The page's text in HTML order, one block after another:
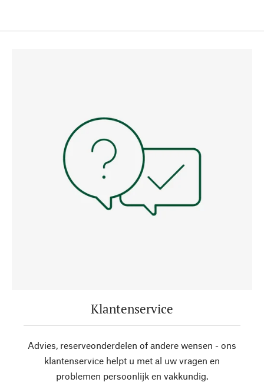
Klantenservice
Advies, reserveonderdelen of andere wensen - ons
klantenservice helpt u met al uw vragen en
problemen persoonlijk en vakkundig.